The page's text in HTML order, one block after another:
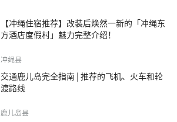
【冲绳住宿推荐】改装后焕然一新的「冲绳东
方酒店度假村」魅力完整介绍！
冲绳县
交通鹿儿岛完全指南 | 推荐的飞机、火车和轮
渡路线
鹿儿岛县